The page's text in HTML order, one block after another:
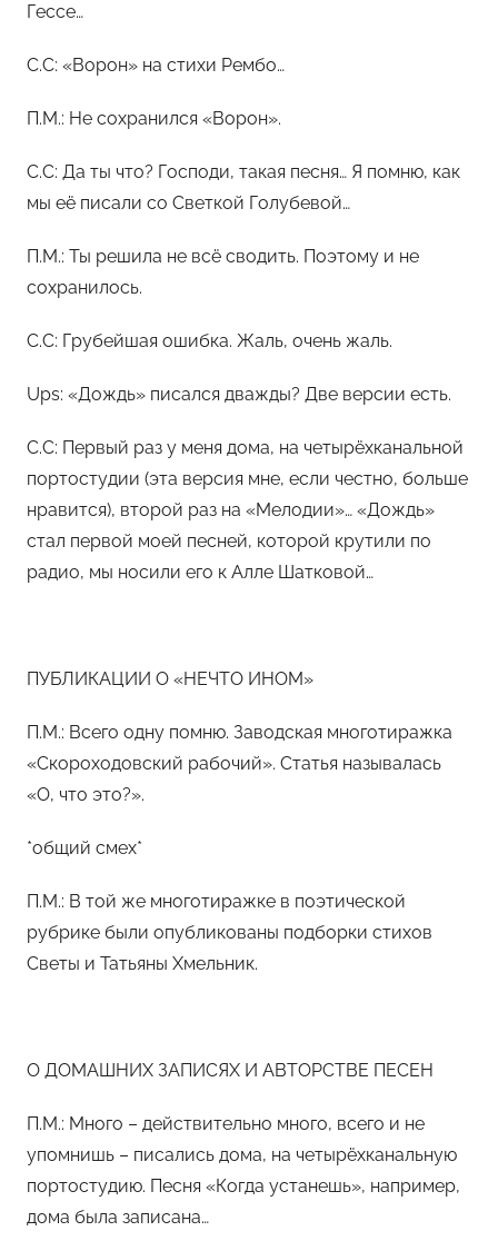
Гессе…
С.С: «Ворон» на стихи Рембо…
П.М.: Не сохранился «Ворон».
С.С: Да ты что? Господи, такая песня… Я помню, как
мы её писали со Светкой Голубевой…
П.М.: Ты решила не всё сводить. Поэтому и не
сохранилось.
С.С: Грубейшая ошибка. Жаль, очень жаль.
Ups: «Дождь» писался дважды? Две версии есть.
С.С: Первый раз у меня дома, на четырёхканальной
портостудии (эта версия мне, если честно, больше
нравится), второй раз на «Мелодии»… «Дождь»
стал первой моей песней, которой крутили по
радио, мы носили его к Алле Шатковой…
ПУБЛИКАЦИИ О «НЕЧТО ИНОМ»
П.М.: Всего одну помню. Заводская многотиражка
«Скороходовский рабочий». Статья называлась
«О, что это?».
*общий смех*
П.М.: В той же многотиражке в поэтической
рубрике были опубликованы подборки стихов
Светы и Татьяны Хмельник.
О ДОМАШНИХ ЗАПИСЯХ И АВТОРСТВЕ ПЕСЕН
П.М.: Много – действительно много, всего и не
упомнишь – писались дома, на четырёхканальную
портостудию. Песня «Когда устанешь», например,
дома была записана…